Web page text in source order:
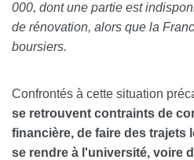
000, dont une partie est
de rénovation, alors que la
boursiers.
Confrontés à cette situation
se retrouvent contraints de
financière, de faire des trajets
se rendre à l'université, voire